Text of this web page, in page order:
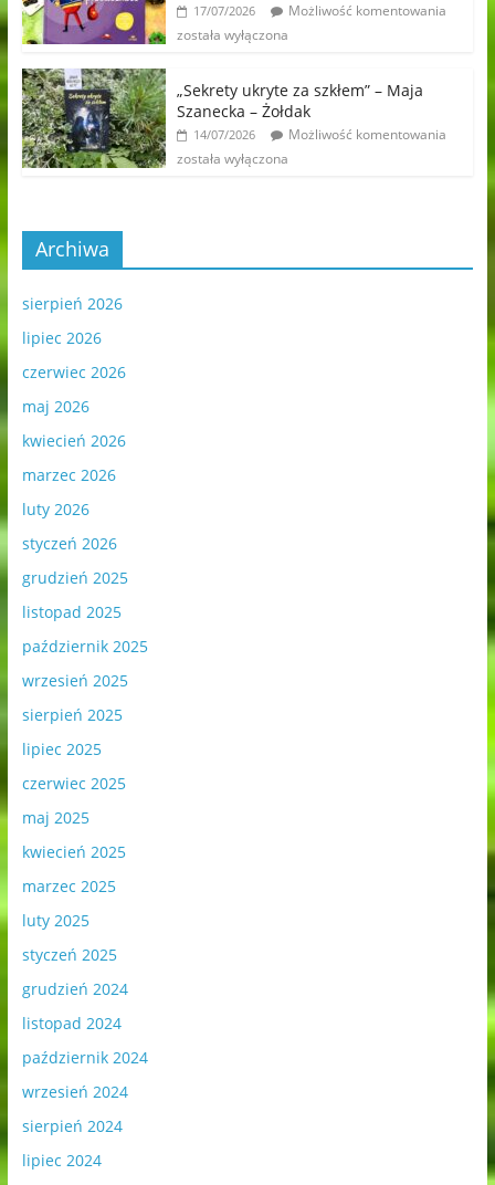
17/07/2026
Możliwość komentowania
została wyłączona
„Sekrety ukryte za szkłem” – Maja
Szanecka – Żołdak
14/07/2026
Możliwość komentowania
została wyłączona
Archiwa
sierpień 2026
lipiec 2026
czerwiec 2026
maj 2026
kwiecień 2026
marzec 2026
luty 2026
styczeń 2026
grudzień 2025
listopad 2025
październik 2025
wrzesień 2025
sierpień 2025
lipiec 2025
czerwiec 2025
maj 2025
kwiecień 2025
marzec 2025
luty 2025
styczeń 2025
grudzień 2024
listopad 2024
październik 2024
wrzesień 2024
sierpień 2024
lipiec 2024